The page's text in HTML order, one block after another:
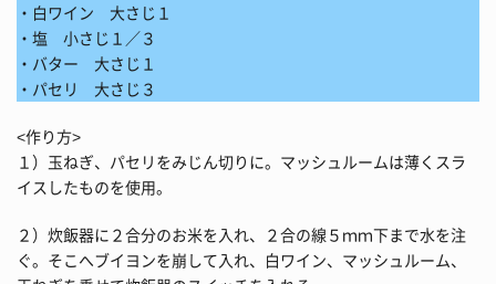
・白ワイン 大さじ１
・塩 小さじ１／３
・バター 大さじ１
・パセリ 大さじ３
<作り方>
１）玉ねぎ、パセリをみじん切りに。マッシュルームは薄くスラ
イスしたものを使用。
２）炊飯器に２合分のお米を入れ、２合の線５ｍｍ下まで水を注
ぐ。そこへブイヨンを崩して入れ、白ワイン、マッシュルーム、